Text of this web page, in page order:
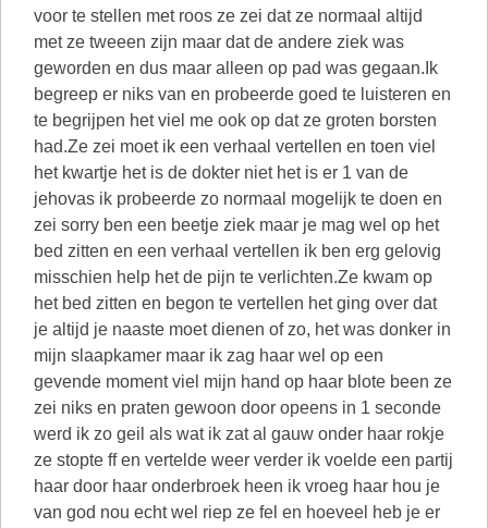
voor te stellen met roos ze zei dat ze normaal altijd
met ze tweeen zijn maar dat de andere ziek was
geworden en dus maar alleen op pad was gegaan.Ik
begreep er niks van en probeerde goed te luisteren en
te begrijpen het viel me ook op dat ze groten borsten
had.Ze zei moet ik een verhaal vertellen en toen viel
het kwartje het is de dokter niet het is er 1 van de
jehovas ik probeerde zo normaal mogelijk te doen en
zei sorry ben een beetje ziek maar je mag wel op het
bed zitten en een verhaal vertellen ik ben erg gelovig
misschien help het de pijn te verlichten.Ze kwam op
het bed zitten en begon te vertellen het ging over dat
je altijd je naaste moet dienen of zo, het was donker in
mijn slaapkamer maar ik zag haar wel op een
gevende moment viel mijn hand op haar blote been ze
zei niks en praten gewoon door opeens in 1 seconde
werd ik zo geil als wat ik zat al gauw onder haar rokje
ze stopte ff en vertelde weer verder ik voelde een partij
haar door haar onderbroek heen ik vroeg haar hou je
van god nou echt wel riep ze fel en hoeveel heb je er